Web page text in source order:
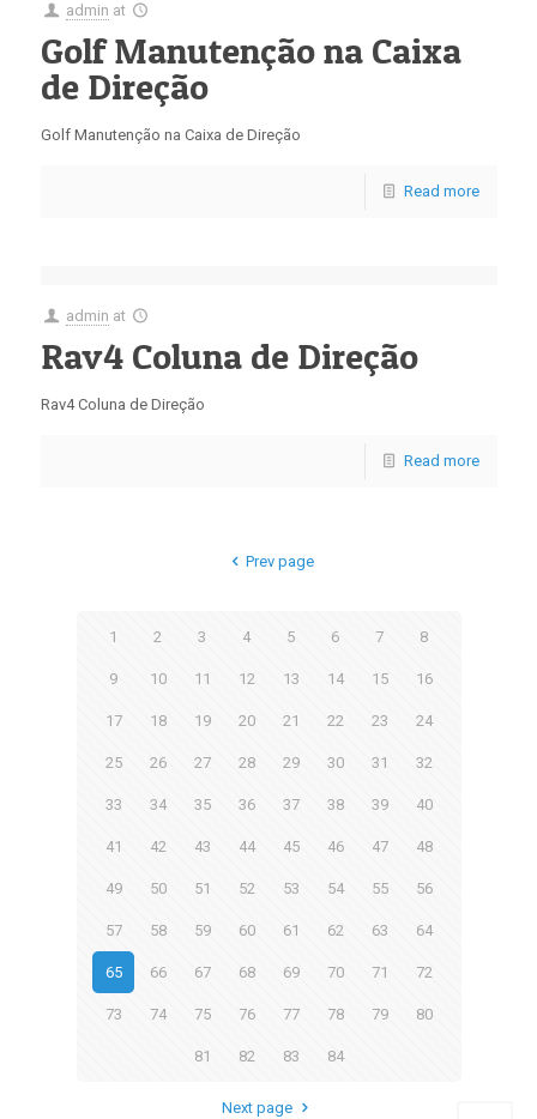
admin at
Golf Manutenção na Caixa
de Direção
Golf Manutenção na Caixa de Direção
Read more
admin at
Rav4 Coluna de Direção
Rav4 Coluna de Direção
Read more
Prev page
1 2 3 4 5 6 7 8
9 10 11 12 13 14 15 16
17 18 19 20 21 22 23 24
25 26 27 28 29 30 31 32
33 34 35 36 37 38 39 40
41 42 43 44 45 46 47 48
49 50 51 52 53 54 55 56
57 58 59 60 61 62 63 64
65 66 67 68 69 70 71 72
73 74 75 76 77 78 79 80
81 82 83 84
Next page